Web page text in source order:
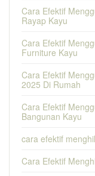
Cara Efektif
Rayap Kayu
Cara Efektif
Furniture Kayu
Cara Efektif
2025 Di Rumah
Cara Efektif
Bangunan Kayu
cara efektif
Cara Efektif